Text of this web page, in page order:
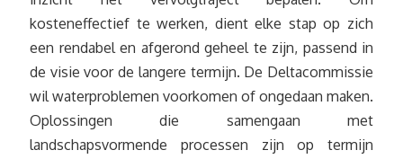
kosteneffectief te werken, dient elke stap op zich
een rendabel en afgerond geheel te zijn, passend in
de visie voor de langere termijn. De Deltacommissie
wil waterproblemen voorkomen of ongedaan maken.
Oplossingen die samengaan met
landschapsvormende processen zijn op termijn